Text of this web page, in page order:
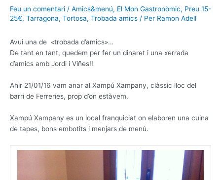
Feu un comentari / Amics&menú, El Mon Gastronòmic, Preu 15-
25€, Tarragona, Tortosa, Trobada amics / Per Ramon Adell
Avui una de «trobada d’amics»…
De tant en tant, quedem per fer un dinaret i una xerrada
d’amics amb Jordi i Viñes!!
Ahir 21/01/16 vam anar al Xampú Xampany, clàssic lloc del
barri de Ferreries, prop d’on estàvem.
Xampú Xampany es un local franquiciat on elaboren una cuina
de tapes, bons embotits i menjars de menú.